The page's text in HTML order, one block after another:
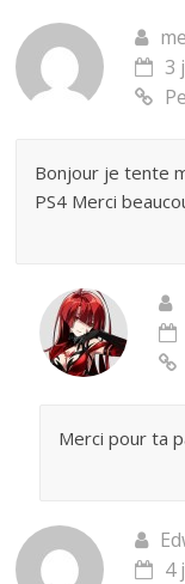
3
Bonjour je tente
PS4 Merci
Merci pour ta
4